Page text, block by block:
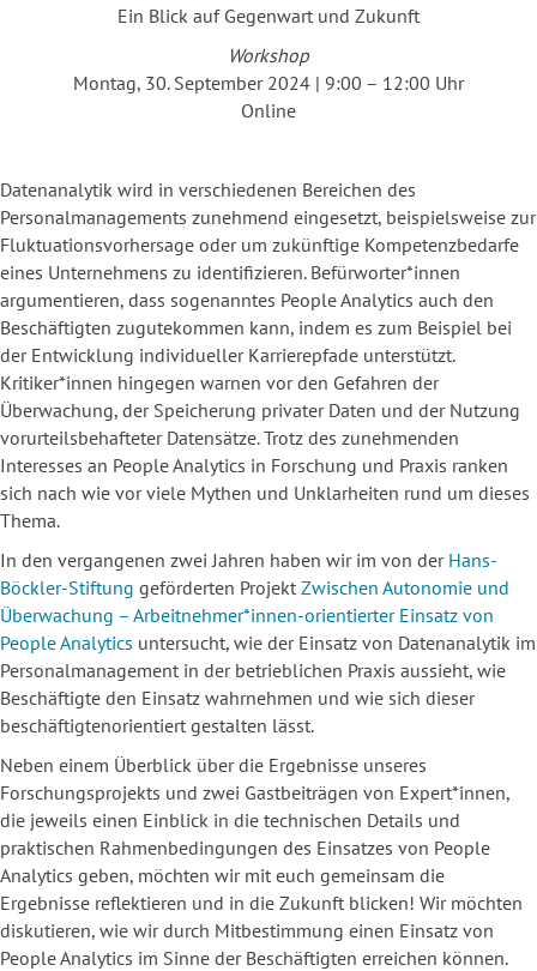
Ein Blick auf Gegenwart und Zukunft
Workshop
Montag, 30. September 2024 | 9:00 – 12:00 Uhr
Online
Datenanalytik wird in verschiedenen Bereichen des
Personalmanagements zunehmend eingesetzt, beispielsweise zur
Fluktuationsvorhersage oder um zukünftige Kompetenzbedarfe
eines Unternehmens zu identifizieren. Befürworter*innen
argumentieren, dass sogenanntes People Analytics auch den
Beschäftigten zugutekommen kann, indem es zum Beispiel bei
der Entwicklung individueller Karrierepfade unterstützt.
Kritiker*innen hingegen warnen vor den Gefahren der
Überwachung, der Speicherung privater Daten und der Nutzung
vorurteilsbehafteter Datensätze. Trotz des zunehmenden
Interesses an People Analytics in Forschung und Praxis ranken
sich nach wie vor viele Mythen und Unklarheiten rund um dieses
Thema.
In den vergangenen zwei Jahren haben wir im von der Hans-
Böckler-Stiftung geförderten Projekt Zwischen Autonomie und
Überwachung – Arbeitnehmer*innen-orientierter Einsatz von
People Analytics untersucht, wie der Einsatz von Datenanalytik im
Personalmanagement in der betrieblichen Praxis aussieht, wie
Beschäftigte den Einsatz wahrnehmen und wie sich dieser
beschäftigtenorientiert gestalten lässt.
Neben einem Überblick über die Ergebnisse unseres
Forschungsprojekts und zwei Gastbeiträgen von Expert*innen,
die jeweils einen Einblick in die technischen Details und
praktischen Rahmenbedingungen des Einsatzes von People
Analytics geben, möchten wir mit euch gemeinsam die
Ergebnisse reflektieren und in die Zukunft blicken! Wir möchten
diskutieren, wie wir durch Mitbestimmung einen Einsatz von
People Analytics im Sinne der Beschäftigten erreichen können.